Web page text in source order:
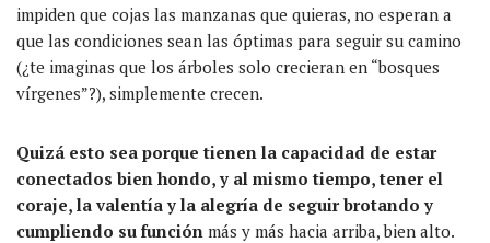
impiden que cojas las manzanas que quieras, no esperan a
que las condiciones sean las óptimas para seguir su camino
(¿te imaginas que los árboles solo crecieran en “bosques
vírgenes”?), simplemente crecen.
Quizá esto sea porque tienen la capacidad de estar
conectados bien hondo, y al mismo tiempo, tener el
coraje, la valentía y la alegría de seguir brotando y
cumpliendo su función más y más hacia arriba, bien alto.